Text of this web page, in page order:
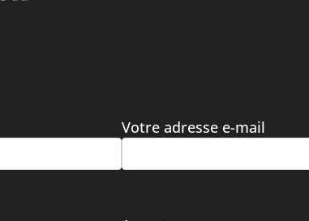
Votre adresse e-mail